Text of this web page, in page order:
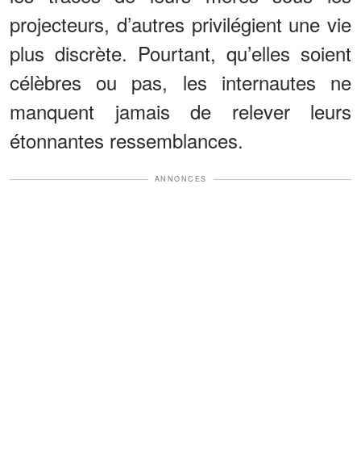
projecteurs, d’autres privilégient une vie
plus discrète. Pourtant, qu’elles soient
célèbres ou pas, les internautes ne
manquent jamais de relever leurs
étonnantes ressemblances.
ANNONCES